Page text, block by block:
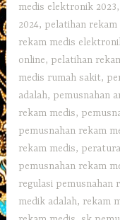
medis elektronik 2023,
2024, pelatihan
rekam medis
online, pelatihan
medis rumah sakit,
adalah, pemusnahan
rekam medis,
pemusnahan rekam
rekam medis,
pemusnahan rekam
regulasi pemusnahan
medik adalah, rekam